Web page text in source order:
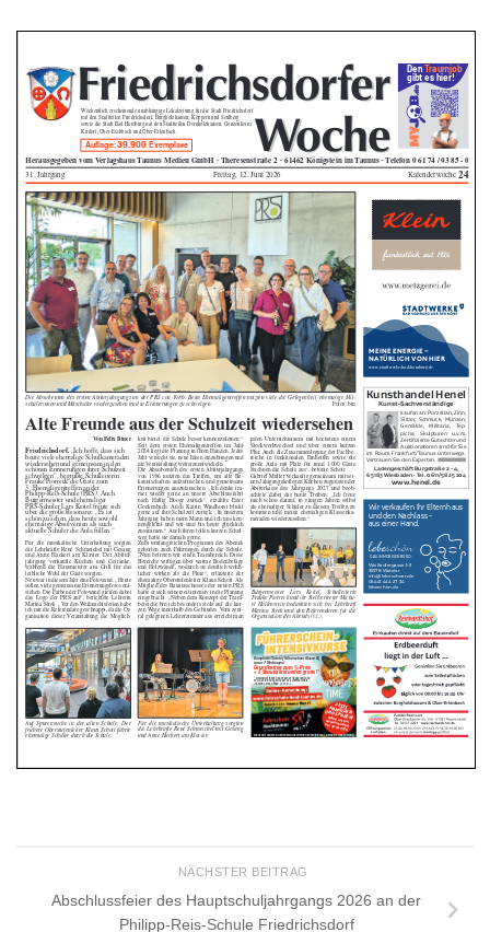
NÄCHSTER BEITRAG
Abschlussfeier des Hauptschuljahrgangs 2026 an der
Philipp-Reis-Schule Friedrichsdorf